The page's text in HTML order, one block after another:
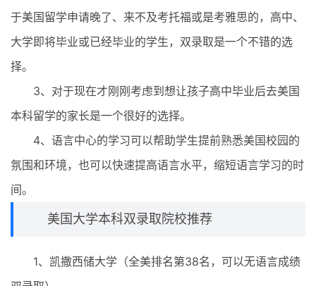
于美国留学申请晚了、来不及考托福或是考雅思的，高中、
大学即将毕业或已经毕业的学生，双录取是一个不错的选
择。
3、对于现在才刚刚考虑到想让孩子高中毕业后去美国
本科留学的家长是一个很好的选择。
4、语言中心的学习可以帮助学生提前熟悉美国校园的
氛围和环境，也可以快速提高语言水平，缩短语言学习的时
间。
美国大学本科双录取院校推荐
1、凯撒西储大学（全美排名第38名，可以无语言成绩